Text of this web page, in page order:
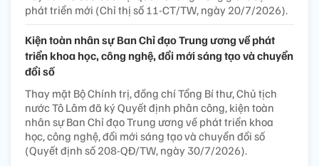
phát triển mới (Chỉ thị số 11-CT/TW, ngày 20/7/2026).
Kiện toàn nhân sự Ban Chỉ đạo Trung ương về phát
triển khoa học, công nghệ, đổi mới sáng tạo và chuyển
đổi số
Thay mặt Bộ Chính trị, đồng chí Tổng Bí thư, Chủ tịch
nước Tô Lâm đã ký Quyết định phân công, kiện toàn
nhân sự Ban Chỉ đạo Trung ương về phát triển khoa
học, công nghệ, đổi mới sáng tạo và chuyển đổi số
(Quyết định số 208-QĐ/TW, ngày 30/7/2026).